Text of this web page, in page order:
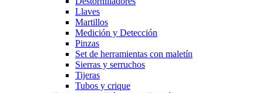
Llaves
Martillos
Medición y Detección
Pinzas
Set de herramientas con maletín
Sierras y serruchos
Tijeras
Tubos y crique